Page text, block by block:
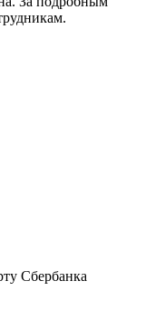
Сбербанка